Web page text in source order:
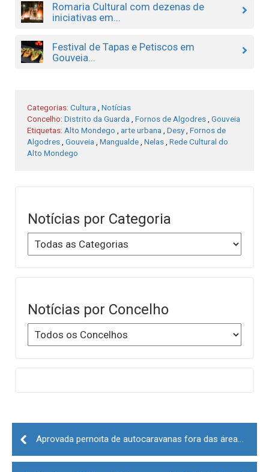
Romaria Cultural com dezenas de
iniciativas em...
Festival de Tapas e Petiscos em
Gouveia...
Categorias: Cultura, Notícias
Concelho: Distrito da Guarda, Fornos de Algodres, Gouveia
Etiquetas: Alto Mondego , arte urbana, Desy, Fornos de
Algodres, Gouveia, Mangualde, Nelas, Rede Cultural do
Alto Mondego
Notícias por Categoria
Notícias por Concelho
Post
navigation
Aprovada pernoita de autocaravanas fora das áreas protegidas pelo máximo de 48 horas